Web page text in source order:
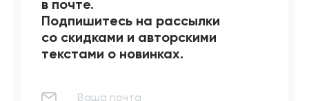
в почте.
Подпишитесь на рассылки
со скидками и авторскими
текстами о новинках.